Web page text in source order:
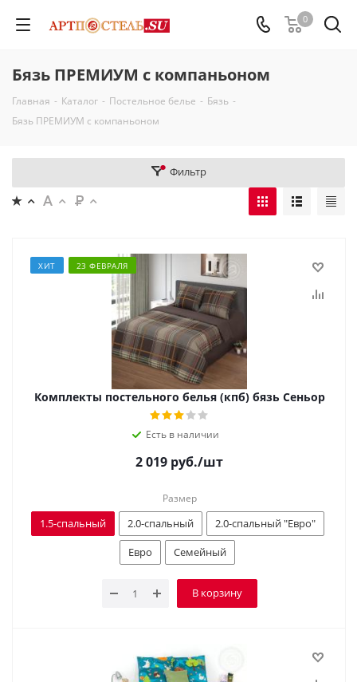
0
Бязь ПРЕМИУМ с компаньоном
Главная - Каталог - Постельное белье - Бязь -
Бязь ПРЕМИУМ с компаньоном
Фильтр
ХИТ 23 ФЕВРАЛЯ
Комплекты постельного белья (кпб) бязь Сеньор
Есть в наличии
2 019 руб./шт
Размер
1.5-спальный 2.0-спальный
2.0-спальный "Евро"
Евро
Семейный
В корзину